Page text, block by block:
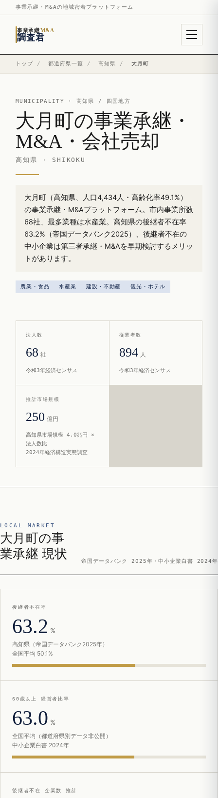
事業承継・M&Aの地域密着プラットフォーム
事業承継M&A
調査君
トップ / 都道府県一覧 / 高知県 / 大月町
MUNICIPALITY · 高知県 / 四国地方
大月町の事業承継・
M&A・会社売却
高知県 · SHIKOKU
大月町（高知県、人口4,434人・高齢化率49.1%）
の事業承継・M&Aプラットフォーム。市内事業所数
68社、最多業種は水産業。高知県の後継者不在率
63.2%（帝国データバンク2025）、後継者不在の
中小企業は第三者承継・M&Aを早期検討するメリッ
トがあります。
農業・食品 水産業 建設・不動産 観光・ホテル
法人数
68 社
令和3年経済センサス
従業者数
894 人
令和3年経済センサス
推計市場規模
250 億円
高知県市場規模 4.0兆円 ×
法人数比
2024年経済構造実態調査
LOCAL MARKET
大月町の事
業承継 現状
帝国データバンク 2025年・中小企業白書 2024年
後継者不在率
63.2 %
高知県（帝国データバンク2025年）
全国平均 50.1%
60歳以上 経営者比率
63.0 %
全国平均（都道府県別データ非公開）
中小企業白書 2024年
後継者不在 企業数 推計